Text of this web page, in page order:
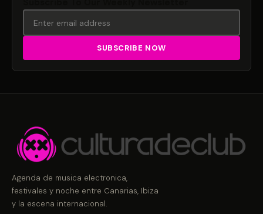
Agenda de musica electronica,
festivales y noche entre Canarias, Ibiza
y la escena internacional.